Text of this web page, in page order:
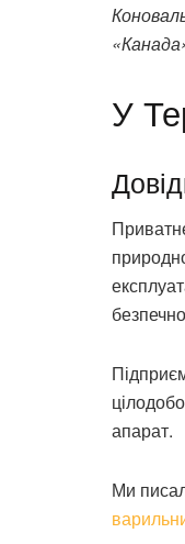
У
апарат.
Ми